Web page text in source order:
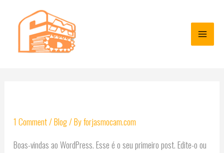
MAIN
1 Comment/Blog/ Byforjasmocam.com
Boas-vindas ao WordPress. Esse é o seu primeiro post. Edite-o ou